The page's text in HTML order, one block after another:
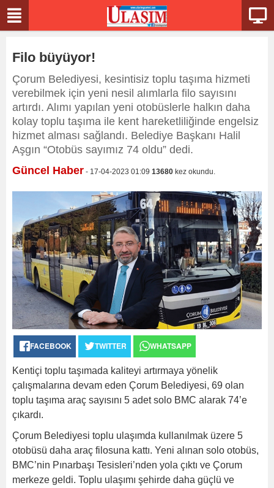
Filo büyüyor!
Çorum Belediyesi, kesintisiz toplu taşıma hizmeti
verebilmek için yeni nesil alımlarla filo sayısını
artırdı. Alımı yapılan yeni otobüslerle halkın daha
kolay toplu taşıma ile kent hareketliliğinde engelsiz
hizmet alması sağlandı. Belediye Başkanı Halil
Aşgın “Otobüs sayımız 74 oldu” dedi.
Güncel Haber - 17-04-2023 01:09 13680 kez okundu.
FACEBOOK TWITTER WHATSAPP
Kentiçi toplu taşımada kaliteyi artırmaya yönelik
çalışmalarına devam eden Çorum Belediyesi, 69 olan
toplu taşıma araç sayısını 5 adet solo BMC alarak 74’e
çıkardı.
Çorum Belediyesi toplu ulaşımda kullanılmak üzere 5
otobüsü daha araç filosuna kattı. Yeni alınan solo otobüs,
BMC’nin Pınarbaşı Tesisleri’nden yola çıktı ve Çorum
merkeze geldi. Toplu ulaşımı şehirde daha güçlü ve